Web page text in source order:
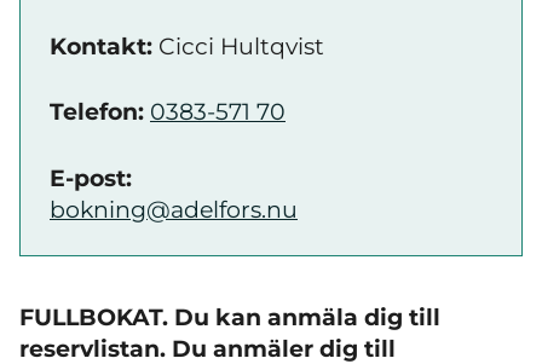
Kontakt: Cicci Hultqvist
Telefon: 0383-571 70
E-post:
bokning@adelfors.nu
FULLBOKAT. Du kan anmäla dig till
reservlistan. Du anmäler dig till